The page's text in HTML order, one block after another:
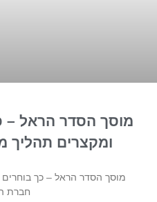
מוסך הסדר הראל –
ומקצרים תהליך
מוסך הסדר הראל – כך בוחרים
חברת